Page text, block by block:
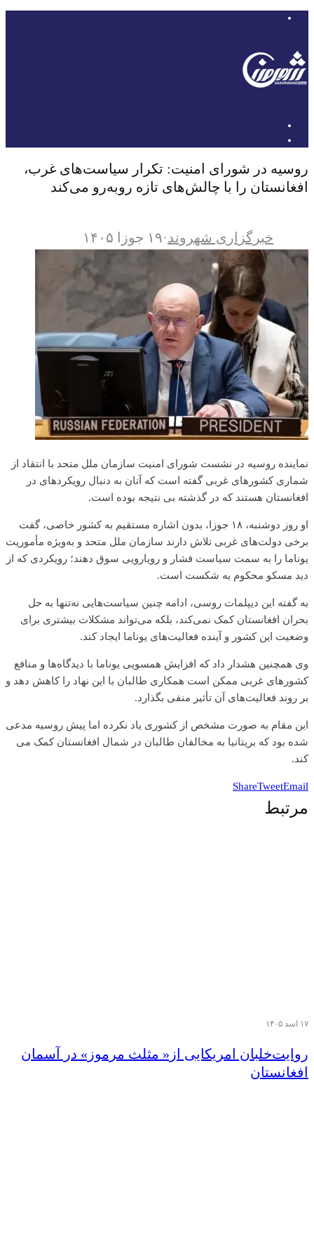
روسیه در شورای امنیت: تکرار سیاست‌های غرب،
افغانستان را با چالش‌های تازه روبه‌رو می‌کند
خبرگزاری شهروند·۱۹ جوزا ۱۴۰۵
نماینده روسیه در نشست شورای امنیت سازمان ملل متحد با انتقاد از
شماری کشورهای غربی گفته است که آنان به دنبال رویکردهای در
افغانستان هستند که در گذشته بی نتیجه بوده است.
او روز دوشنبه، ۱۸ جوزا، بدون اشاره مستقیم به کشور خاصی، گفت
برخی دولت‌های غربی تلاش دارند سازمان ملل متحد و به‌ویژه مأموریت
یوناما را به سمت سیاست فشار و رویارویی سوق دهند؛ رویکردی که از
دید مسکو محکوم به شکست است.
به گفته این دیپلمات روسی، ادامه چنین سیاست‌هایی نه‌تنها به حل
بحران افغانستان کمک نمی‌کند، بلکه می‌تواند مشکلات بیشتری برای
وضعیت این کشور و آینده فعالیت‌های یوناما ایجاد کند.
وی همچنین هشدار داد که افزایش همسویی یوناما با دیدگاه‌ها و منافع
کشورهای غربی ممکن است همکاری طالبان با این نهاد را کاهش دهد و
بر روند فعالیت‌های آن تأثیر منفی بگذارد.
این مقام به صورت مشخص از کشوری یاد نکرده اما پیش روسیه مدعی
شده بود که بریتانیا به مخالفان طالبان در شمال افغانستان کمک می
کند.
ShareTweetEmail
مرتبط
۱۷ اسد ۱۴۰۵
روایت‌خلبان امریکایی از« مثلث مرموز» در‌ آسمان
افغانستان